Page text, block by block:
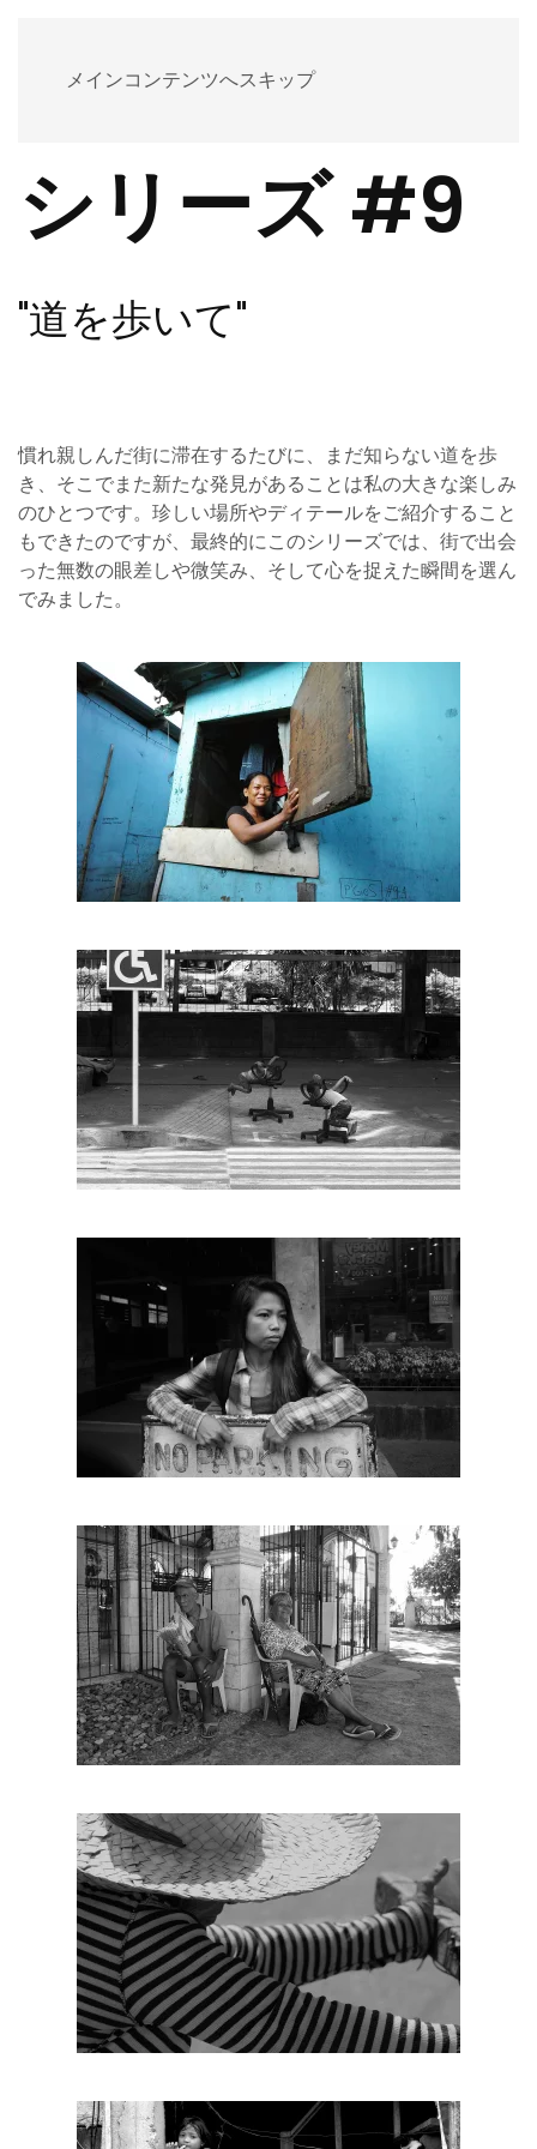
メインコンテンツへスキップ
シリーズ #9
"道を歩いて"
慣れ親しんだ街に滞在するたびに、まだ知らない道を歩
き、そこでまた新たな発見があることは私の大きな楽しみ
のひとつです。珍しい場所やディテールをご紹介すること
もできたのですが、最終的にこのシリーズでは、街で出会
った無数の眼差しや微笑み、そして心を捉えた瞬間を選ん
でみました。